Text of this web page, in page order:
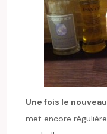
Une fois le
met encore